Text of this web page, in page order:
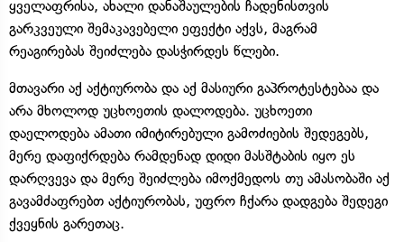
ყველაფრისა, ახალი დანაშაულების ჩადენისთვის
გარკვეული შემაკავებელი ეფექტი აქვს, მაგრამ
რეაგირებას შეიძლება დასჭირდეს წლები.
მთავარი აქ აქტიურობა და აქ მასიური გაპროტესტებაა და
არა მხოლოდ უცხოეთის დალოდება. უცხოეთი
დაელოდება ამათი იმიტირებული გამოძიების შედეგებს,
მერე დაფიქრდება რამდენად დიდი მასშტაბის იყო ეს
დარღვევა და მერე შეიძლება იმოქმედოს თუ ამასობაში აქ
გავამძაფრებთ აქტიურობას, უფრო ჩქარა დადგება შედეგი
ქვეყნის გარეთაც.